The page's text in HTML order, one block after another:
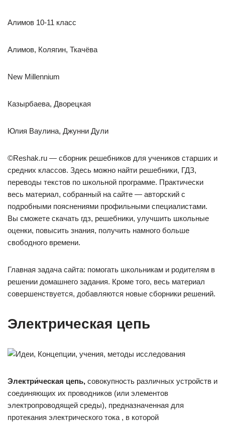
Алимов 10-11 класс
Алимов, Колягин, Ткачёва
New Millennium
Казырбаева, Дворецкая
Юлия Ваулина, Джунни Дули
©Reshak.ru — сборник решебников для учеников старших и
средних классов. Здесь можно найти решебники, ГДЗ,
переводы текстов по школьной программе. Практически
весь материал, собранный на сайте — авторский с
подробными пояснениями профильными специалистами.
Вы сможете скачать гдз, решебники, улучшить школьные
оценки, повысить знания, получить намного больше
свободного времени.
Главная задача сайта: помогать школьникам и родителям в
решении домашнего задания. Кроме того, весь материал
совершенствуется, добавляются новые сборники решений.
Электрическая цепь
Электри́ческая цепь, совокупность различных устройств и
соединяющих их проводников (или элементов
электропроводящей среды), предназначенная для
протекания электрического тока , в которой